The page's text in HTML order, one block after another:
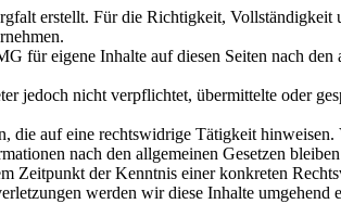
erstellt. Für die Richtigkeit, Vollständigkeit
für eigene Inhalte auf diesen Seiten nach den
jedoch nicht verpflichtet, übermittelte oder
die auf eine rechtswidrige Tätigkeit
nach den allgemeinen Gesetzen
Zeitpunkt der Kenntnis einer konkreten
werden wir diese Inhalte umgehend